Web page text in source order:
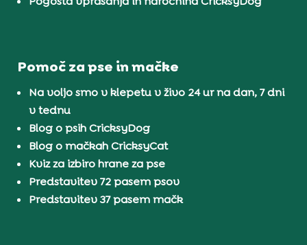
Pomoč za pse in mačke
Na voljo smo v klepetu v živo 24 ur na dan, 7 dni
v tednu
Blog o psih CricksyDog
Blog o mačkah CricksyCat
Kviz za izbiro hrane za pse
Predstavitev 72 pasem psov
Predstavitev 37 pasem mačk